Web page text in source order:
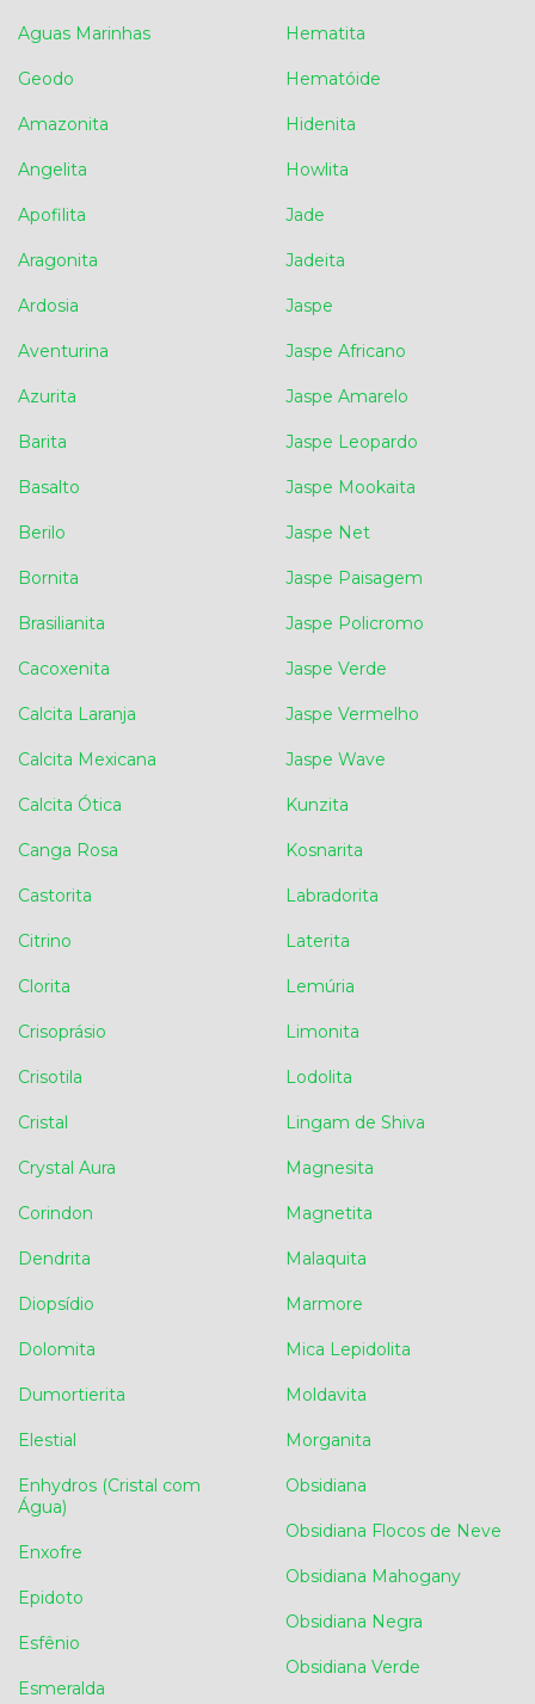
Aguas Marinhas
Geodo
Amazonita
Angelita
Apofilita
Aragonita
Ardosia
Aventurina
Azurita
Barita
Basalto
Berilo
Bornita
Brasilianita
Cacoxenita
Calcita Laranja
Calcita Mexicana
Calcita Ótica
Canga Rosa
Castorita
Citrino
Clorita
Crisoprásio
Crisotila
Cristal
Crystal Aura
Corindon
Dendrita
Diopsídio
Dolomita
Dumortierita
Elestial
Enhydros (Cristal com
Água)
Enxofre
Epidoto
Esfênio
Esmeralda
Hematita
Hematóide
Hidenita
Howlita
Jade
Jadeita
Jaspe
Jaspe Africano
Jaspe Amarelo
Jaspe Leopardo
Jaspe Mookaita
Jaspe Net
Jaspe Paisagem
Jaspe Policromo
Jaspe Verde
Jaspe Vermelho
Jaspe Wave
Kunzita
Kosnarita
Labradorita
Laterita
Lemúria
Limonita
Lodolita
Lingam de Shiva
Magnesita
Magnetita
Malaquita
Marmore
Mica Lepidolita
Moldavita
Morganita
Obsidiana
Obsidiana Flocos de Neve
Obsidiana Mahogany
Obsidiana Negra
Obsidiana Verde